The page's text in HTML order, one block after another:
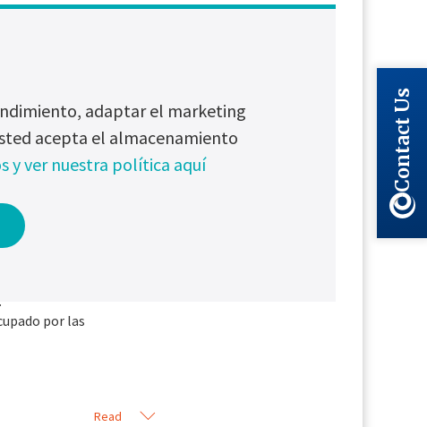
una unidad
completas para
SMC/Sal (baterías
níquel-
continuo con
por las
Read
Contact Us
adaptar el marketing
acepta el almacenamiento
y ver nuestra política aquí